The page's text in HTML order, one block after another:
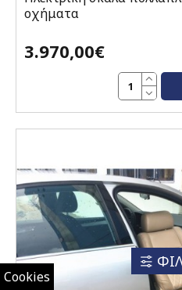
Cookies
οχήματα
3.970,00€